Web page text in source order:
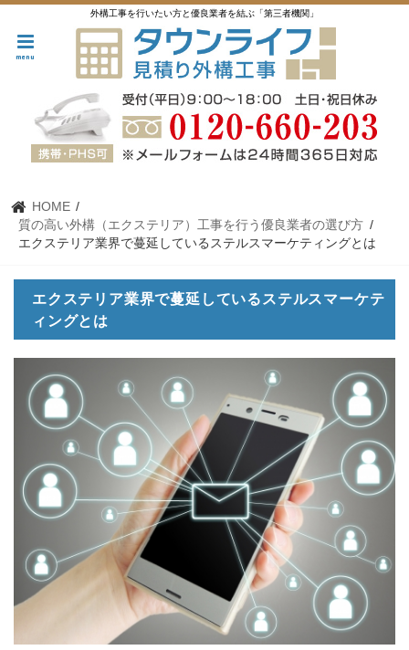
外構工事を行いたい方と優良業者を結ぶ「第三者機関」
menu
HOME
質の高い外構（エクステリア）工事を行う優良業者の選び方
エクステリア業界で蔓延しているステルスマーケティングとは
エクステリア業界で蔓延しているステルスマーケテ
ィングとは